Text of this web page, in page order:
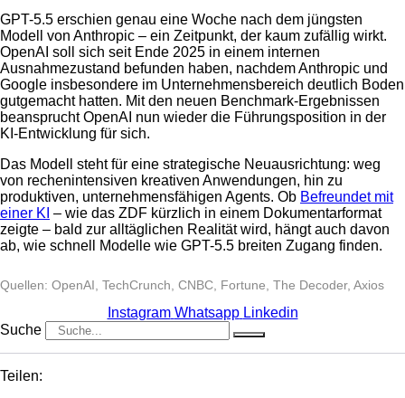
GPT-5.5 erschien genau eine Woche nach dem jüngsten
Modell von Anthropic – ein Zeitpunkt, der kaum zufällig wirkt.
OpenAI soll sich seit Ende 2025 in einem internen
Ausnahmezustand befunden haben, nachdem Anthropic und
Google insbesondere im Unternehmensbereich deutlich Boden
gutgemacht hatten. Mit den neuen Benchmark-Ergebnissen
beansprucht OpenAI nun wieder die Führungsposition in der
KI-Entwicklung für sich.
Das Modell steht für eine strategische Neuausrichtung: weg
von rechenintensiven kreativen Anwendungen, hin zu
produktiven, unternehmensfähigen Agents. Ob Befreundet mit
einer KI – wie das ZDF kürzlich in einem Dokumentarformat
zeigte – bald zur alltäglichen Realität wird, hängt auch davon
ab, wie schnell Modelle wie GPT-5.5 breiten Zugang finden.
Quellen: OpenAI, TechCrunch, CNBC, Fortune, The Decoder, Axios
Instagram Whatsapp Linkedin
Suche
Teilen: